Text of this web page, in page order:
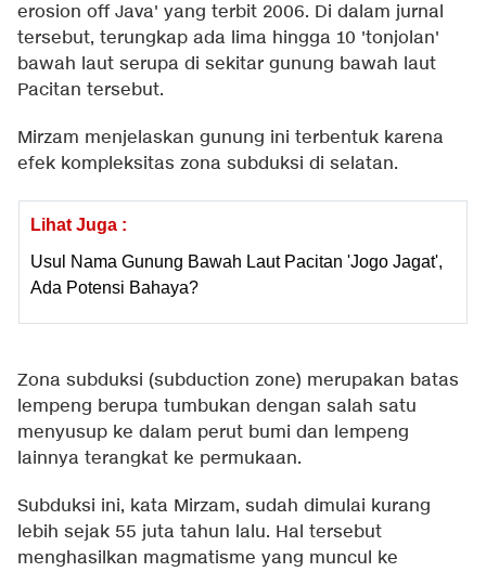
erosion off Java' yang terbit 2006. Di dalam jurnal
tersebut, terungkap ada lima hingga 10 'tonjolan'
bawah laut serupa di sekitar gunung bawah laut
Pacitan tersebut.
Mirzam menjelaskan gunung ini terbentuk karena
efek kompleksitas zona subduksi di selatan.
Lihat Juga :
Usul Nama Gunung Bawah Laut Pacitan 'Jogo Jagat',
Ada Potensi Bahaya?
Zona subduksi (subduction zone) merupakan batas
lempeng berupa tumbukan dengan salah satu
menyusup ke dalam perut bumi dan lempeng
lainnya terangkat ke permukaan.
Subduksi ini, kata Mirzam, sudah dimulai kurang
lebih sejak 55 juta tahun lalu. Hal tersebut
menghasilkan magmatisme yang muncul ke